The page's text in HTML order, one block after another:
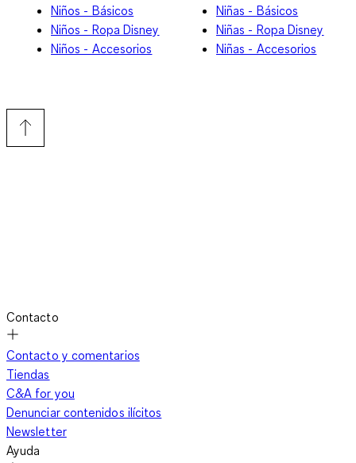
Niños - Básicos
Niños - Ropa Disney
Niños - Accesorios
Niñas - Básicos
Niñas - Ropa Disney
Niñas - Accesorios
Contacto
Contacto y comentarios
Tiendas
C&A for you
Denunciar contenidos ilícitos
Newsletter
Ayuda